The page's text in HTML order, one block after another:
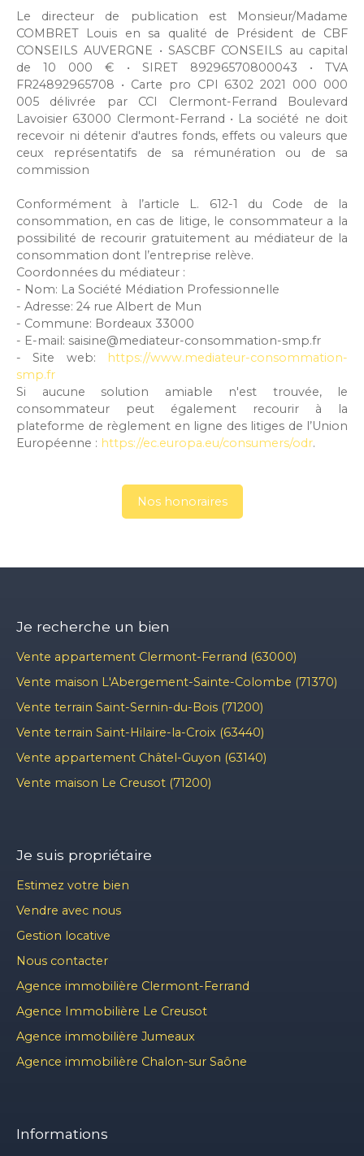
Le directeur de publication est Monsieur/Madame
COMBRET Louis en sa qualité de Président de CBF
CONSEILS AUVERGNE • SASCBF CONSEILS au capital
de 10 000 € • SIRET 89296570800043 • TVA
FR24892965708 • Carte pro CPI 6302 2021 000 000
005 délivrée par CCI Clermont-Ferrand Boulevard
Lavoisier 63000 Clermont-Ferrand • La société ne doit
recevoir ni détenir d'autres fonds, effets ou valeurs que
ceux représentatifs de sa rémunération ou de sa
commission
Conformément à l’article L. 612-1 du Code de la
consommation, en cas de litige, le consommateur a la
possibilité de recourir gratuitement au médiateur de la
consommation dont l’entreprise relève.
Coordonnées du médiateur :
- Nom: La Société Médiation Professionnelle
- Adresse: 24 rue Albert de Mun
- Commune: Bordeaux 33000
- E-mail: saisine@mediateur-consommation-smp.fr
- Site web:
https://www.mediateur-consommation-
smp.fr
Si aucune solution amiable n'est trouvée, le
consommateur peut également recourir à la
plateforme de règlement en ligne des litiges de l’Union
Européenne : https://ec.europa.eu/consumers/odr.
Nos honoraires
Je recherche un bien
Vente appartement Clermont-Ferrand (63000)
Vente maison L'Abergement-Sainte-Colombe (71370)
Vente terrain Saint-Sernin-du-Bois (71200)
Vente terrain Saint-Hilaire-la-Croix (63440)
Vente appartement Châtel-Guyon (63140)
Vente maison Le Creusot (71200)
Je suis propriétaire
Estimez votre bien
Vendre avec nous
Gestion locative
Nous contacter
Agence immobilière Clermont-Ferrand
Agence Immobilière Le Creusot
Agence immobilière Jumeaux
Agence immobilière Chalon-sur Saône
Informations